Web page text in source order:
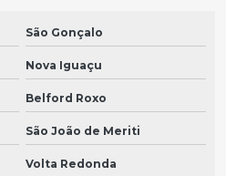
São Gonçalo
Nova Iguaçu
Belford Roxo
São João de Meriti
Volta Redonda